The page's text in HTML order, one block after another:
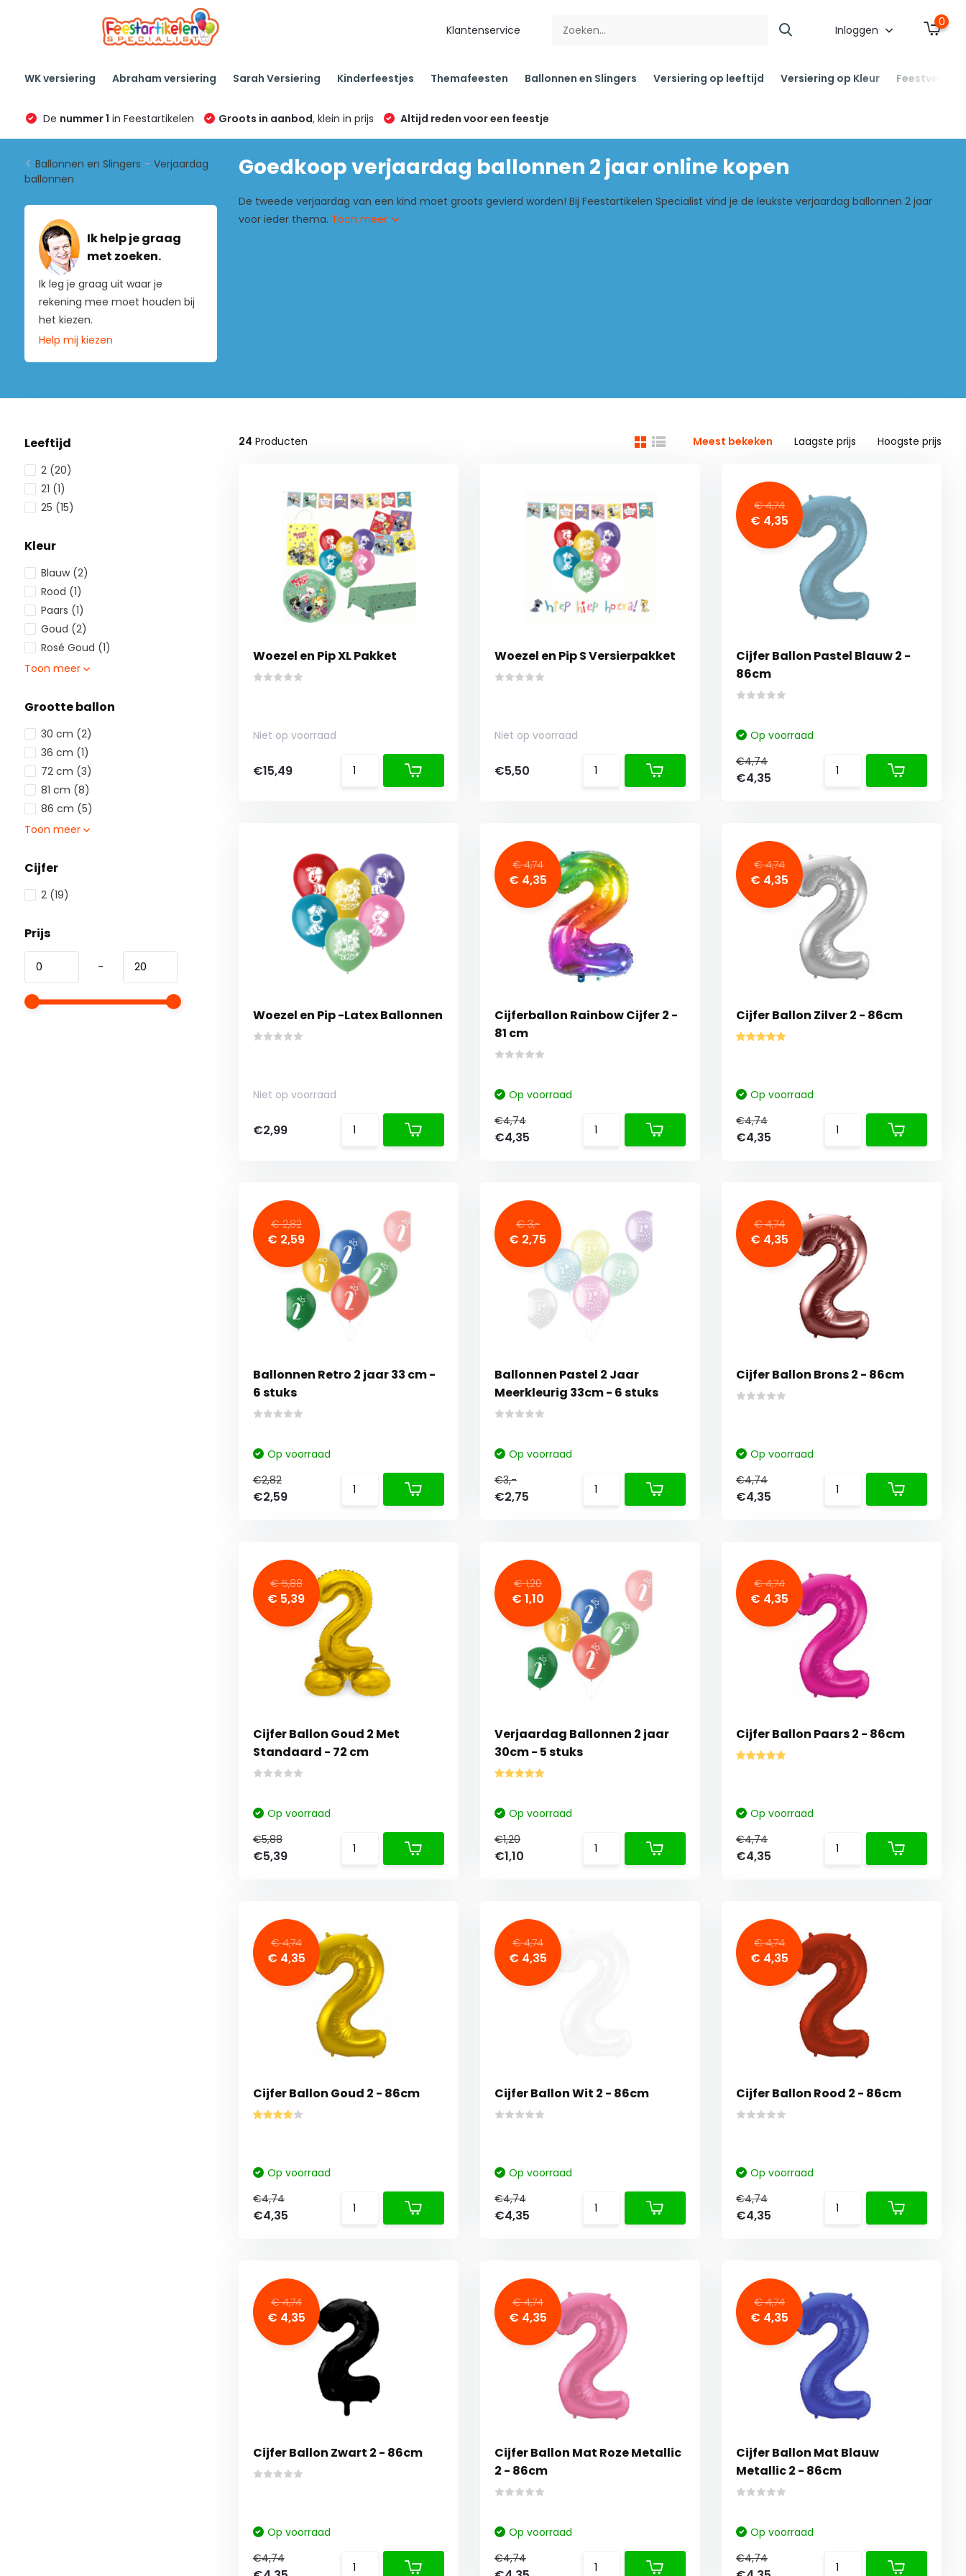
Klantenservice Inloggen
0
WK versiering Abraham versiering Sarah Versiering Kinderfeestjes Themafeesten Ballonnen en Slingers Versiering op leeftijd Versiering op Kleur
De nummer 1 in Feestartikelen Groots in aanbod, klein in prijs Altijd reden voor een feestje
Ballonnen en Slingers - Verjaardag
ballonnen
Ik help je graag
met zoeken.
Ik leg je graag uit waar je
rekening mee moet houden bij
het kiezen.
Help mij kiezen
Goedkoop verjaardag ballonnen 2 jaar online kopen
De tweede verjaardag van een kind moet groots gevierd worden! Bij Feestartikelen Specialist vind je de leukste verjaardag ballonnen 2 jaar
voor ieder thema. Toon meer
Leeftijd
2 (20)
21 (1)
25 (15)
Kleur
Blauw (2)
Rood (1)
Paars (1)
Goud (2)
Rosé Goud (1)
Toon meer
Grootte ballon
30 cm (2)
36 cm (1)
72 cm (3)
81 cm (8)
86 cm (5)
Toon meer
Cijfer
2 (19)
Prijs
-
24 Producten Meest bekeken Laagste prijs Hoogste prijs
Woezel en Pip XL Pakket
Niet op voorraad
€15,49
Woezel en Pip S Versierpakket
Niet op voorraad
€5,50
€ 4,74
€ 4,35
Cijfer Ballon Pastel Blauw 2 -
86cm
Op voorraad
€4,74
€4,35
Woezel en Pip -Latex Ballonnen
Niet op voorraad
€2,99
€ 4,74
€ 4,35
Cijferballon Rainbow Cijfer 2 -
81 cm
Op voorraad
€4,74
€4,35
€ 4,74
€ 4,35
Cijfer Ballon Zilver 2 - 86cm
Op voorraad
€4,74
€4,35
€ 2,82
€ 2,59
Ballonnen Retro 2 jaar 33 cm -
6 stuks
Op voorraad
€2,82
€2,59
€ 3,-
€ 2,75
Ballonnen Pastel 2 Jaar
Meerkleurig 33cm - 6 stuks
Op voorraad
€3,-
€2,75
€ 4,74
€ 4,35
Cijfer Ballon Brons 2 - 86cm
Op voorraad
€4,74
€4,35
€ 5,88
€ 5,39
Cijfer Ballon Goud 2 Met
Standaard - 72 cm
Op voorraad
€5,88
€5,39
€ 1,20
€ 1,10
Verjaardag Ballonnen 2 jaar
30cm - 5 stuks
Op voorraad
€1,20
€1,10
€ 4,74
€ 4,35
Cijfer Ballon Paars 2 - 86cm
Op voorraad
€4,74
€4,35
€ 4,74
€ 4,35
Cijfer Ballon Goud 2 - 86cm
Op voorraad
€4,74
€4,35
€ 4,74
€ 4,35
Cijfer Ballon Wit 2 - 86cm
Op voorraad
€4,74
€4,35
€ 4,74
€ 4,35
Cijfer Ballon Rood 2 - 86cm
Op voorraad
€4,74
€4,35
€ 4,74
€ 4,35
Cijfer Ballon Zwart 2 - 86cm
Op voorraad
€4,74
€ 4,74
€ 4,35
Cijfer Ballon Mat Roze Metallic
2 - 86cm
Op voorraad
€4,74
€ 4,74
€ 4,35
Cijfer Ballon Mat Blauw
Metallic 2 - 86cm
Op voorraad
€4,74